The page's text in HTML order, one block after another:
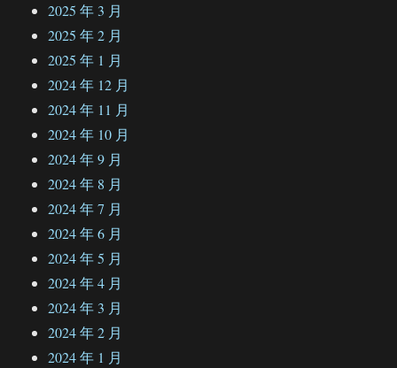
2025 年 3 月
2025 年 2 月
2025 年 1 月
2024 年 12 月
2024 年 11 月
2024 年 10 月
2024 年 9 月
2024 年 8 月
2024 年 7 月
2024 年 6 月
2024 年 5 月
2024 年 4 月
2024 年 3 月
2024 年 2 月
2024 年 1 月